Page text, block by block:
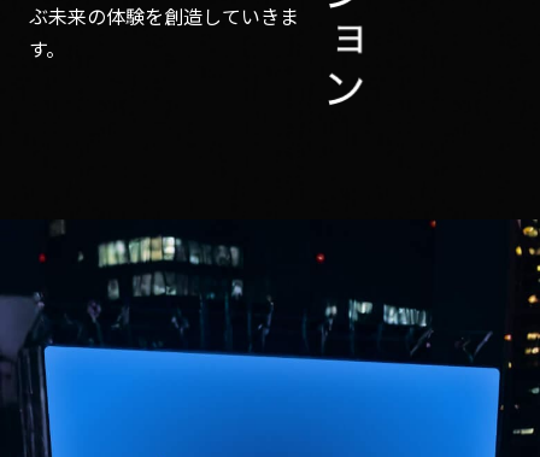
ぶ未来の体験を創造していきま
す。